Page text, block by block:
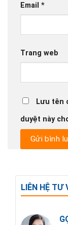
Email *
Trang web
Lưu tên
duyệt này
LIÊN HỆ TƯ